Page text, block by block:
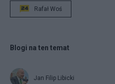
Rafał Woś
Blogi na ten temat
Jan Filip Libicki